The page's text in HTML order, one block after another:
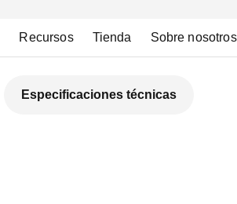
Recursos Tienda Sobre nosotros
Especificaciones técnicas